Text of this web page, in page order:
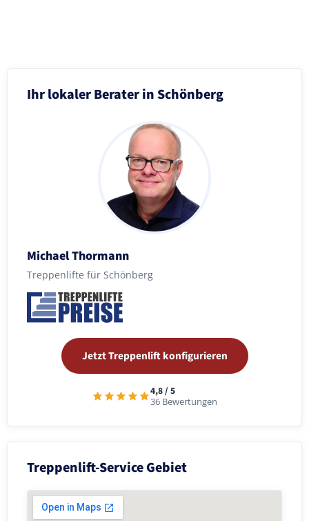
Ihr lokaler Berater in Schönberg
Michael Thormann
Treppenlifte für Schönberg
Jetzt Treppenlift konfigurieren
4,8 / 5
36 Bewertungen
Treppenlift-Service Gebiet